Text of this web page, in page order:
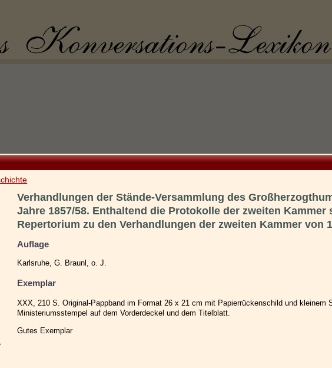
Verhandlungen der Stände-Versammlung des
Jahre 1857/58. Enthaltend die Protokolle der zweiten Kammer
Repertorium zu den Verhandlungen der zweiten Kammer von
Auflage
Karlsruhe, G. Braunl, o. J.
Exemplar
XXX, 210 S. Original-Pappband im Format 26 x 21 cm mit Papierrückenschild und kleinem
Ministeriumsstempel auf dem Vorderdeckel und dem Titelblatt.
Gutes Exemplar